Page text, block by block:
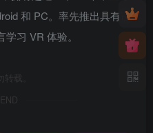
和 PC。率先推出具有语
习 VR 体验。
载。